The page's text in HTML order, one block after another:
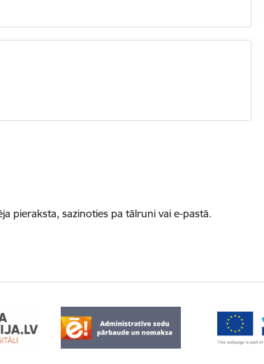
pieraksta, sazinoties pa tālruni vai e-pastā.